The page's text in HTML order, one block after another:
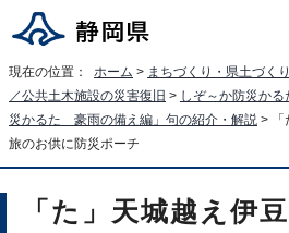
現在の位置： ホーム > まちづくり・県土づくり
／公共土木施設の災害復旧 > しぞ～か防災か
災かるた 豪雨の備え編」句の紹介・解説 > 「
旅のお供に防災ポーチ
「た」天城越え伊